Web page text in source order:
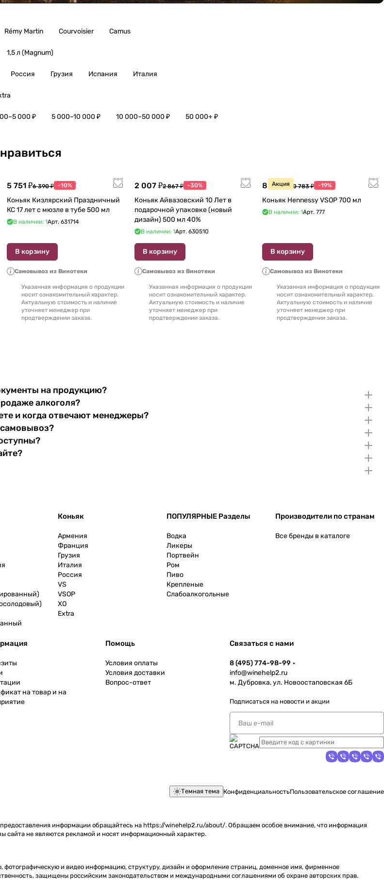
Rémy Martin Courvoisier Camus
1,5 л (Magnum)
Россия Грузия Испания Италия
000 ₽ 5 000–10 000 ₽ 10 000–50 000 ₽ 50 000+ ₽
5 751 ₽6 390 ₽ -10%
Коньяк Кизлярский Праздничный
КС 17 лет с мюзле в тубе 500 мл
В наличии: 1Арт. 631714
В корзину
Самовывоз из Винотеки
Указанная информация о продукции
носит ознакомительный характер.
Актуальную стоимость и наличие
уточняет менеджер при
продтверждении заказа.
2 007 ₽2 867 ₽ -30%
Коньяк Айвазовский 10 Лет в
подарочной упаковке (новый
дизайн) 500 мл 40%
В наличии: 1Арт. 630510
В корзину
Самовывоз из Винотеки
Указанная информация о продукции
носит ознакомительный характер.
Актуальную стоимость и наличие
уточняет менеджер при
продтверждении заказа.
Акция
8 770 ₽ 10 783 ₽ -19%
Коньяк Hennessy VSOP 700 мл
В наличии: 1Арт. 777
В корзину
Самовывоз из Винотеки
Указанная информация о продукции
носит ознакомительный характер.
Актуальную стоимость и наличие
уточняет менеджер при
продтверждении заказа.
на продукцию?
алкоголя?
и когда отвечают менеджеры?
самовывоз?
Коньяк
Армения
Франция
Грузия
Италия
Россия
VS
VSOP
XO
Extra
ПОПУЛЯРНЫЕ Разделы
Водка
Ликеры
Портвейн
Ром
Пиво
Крепленые
Слабоалкогольные
Производители по странам
Все бренды в каталоге
на товар и на
Помощь
Условия оплаты
Условия доставки
Вопрос-ответ
Связаться с нами
8 (495) 774-98-99
info@winehelp2.ru
м. Дубровка, ул. Новоостаповская 6Б
Подписаться на новости и акции
Темная тема КонфиденциальностьПользовательское соглашение
информации обращайтесь на https://winehelp2.ru/about/. Обращаем особое внимание, что информация
не являются рекламой и носят информационный характер.
фотографическую и видео информацию, структуру, дизайн и оформление страниц, доменное имя, фирменное
защищены российским законодательством и международными соглашениями об охране авторских прав.